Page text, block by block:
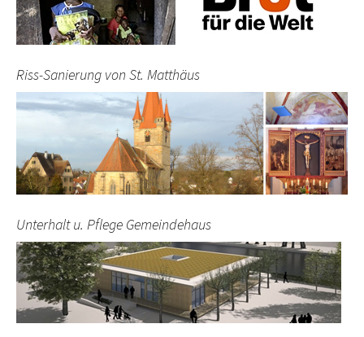
Riss-Sanierung von St. Matthäus
Unterhalt u. Pflege Gemeindehaus